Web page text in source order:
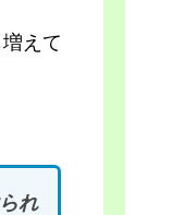
えて
れ